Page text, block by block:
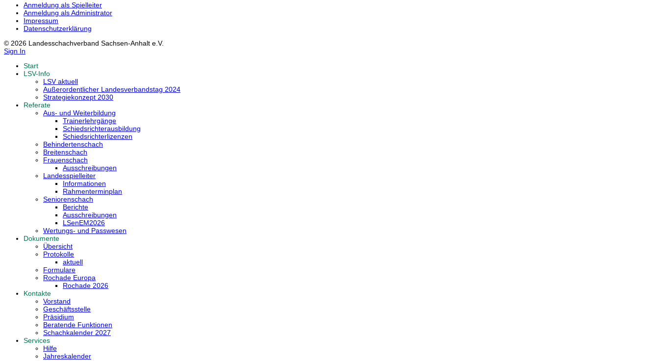
Anmeldung als Spielleiter
Anmeldung als Administrator
Impressum
Datenschutzerklärung
© 2026 Landesschachverband Sachsen-Anhalt e.V.
Sign In
Start
LSV-Info
LSV aktuell
Außerordentlicher Landesverbandstag 2024
Strategiekonzept 2030
Referate
Aus- und Weiterbildung
Trainerlehrgänge
Schiedsrichterausbildung
Schiedsrichterlizenzen
Behindertenschach
Breitenschach
Frauenschach
Ausschreibungen
Landesspielleiter
Informationen
Rahmenterminplan
Seniorenschach
Berichte
Ausschreibungen
LSenEM2026
Wertungs- und Passwesen
Dokumente
Übersicht
Protokolle
aktuell
Formulare
Rochade Europa
Rochade 2026
Kontakte
Vorstand
Geschäftsstelle
Präsidium
Beratende Funktionen
Schachkalender 2027
Services
Hilfe
Jahreskalender